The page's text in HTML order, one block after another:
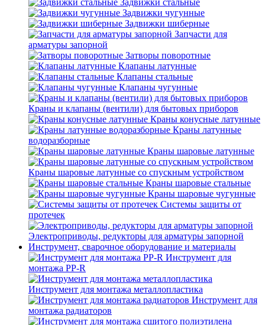
Задвижки стальные
Задвижки чугунные
Задвижки шиберные
Запчасти для
арматуры запорной
Затворы поворотные
Клапаны латунные
Клапаны стальные
Клапаны чугунные
Краны и клапаны (вентили) для бытовых приборов
Краны конусные латунные
Краны латунные
водоразборные
Краны шаровые латунные
Краны шаровые латунные со спускным устройством
Краны шаровые стальные
Краны шаровые чугунные
Системы защиты от
протечек
Электроприводы, редукторы для арматуры запорной
Инструмент, сварочное оборудование и материалы
Инструмент для
монтажа PP-R
Инструмент для монтажа металлопластика
Инструмент для
монтажа радиаторов